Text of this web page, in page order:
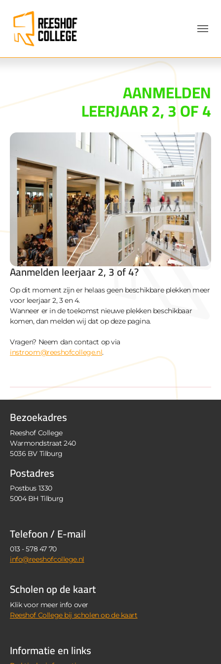
AANMELDEN
LEERJAAR 2, 3 OF 4
Aanmelden leerjaar 2, 3 of 4?
Op dit moment zijn er helaas geen beschikbare plekken meer
voor leerjaar 2, 3 en 4.
Wanneer er in de toekomst nieuwe plekken beschikbaar
komen, dan melden wij dat op deze pagina.
Vragen? Neem dan contact op via
instroom@reeshofcollege.nl.
Bezoekadres
Reeshof College
Warmondstraat 240
5036 BV Tilburg
Postadres
Postbus 1330
5004 BH Tilburg
Telefoon / E-mail
013 - 578 47 70
info@reeshofcollege.nl
Scholen op de kaart
Klik voor meer info over
Reeshof College bij scholen op de kaart
Informatie en links